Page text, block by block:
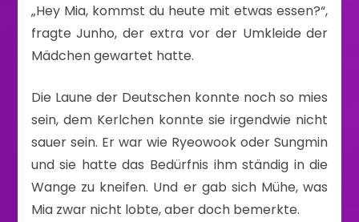
„Hey Mia, kommst du heute mit etwas essen?“,
fragte Junho, der extra vor der Umkleide der
Mädchen gewartet hatte.
Die Laune der Deutschen konnte noch so mies
sein, dem Kerlchen konnte sie irgendwie nicht
sauer sein. Er war wie Ryeowook oder Sungmin
und sie hatte das Bedürfnis ihm ständig in die
Wange zu kneifen. Und er gab sich Mühe, was
Mia zwar nicht lobte, aber doch bemerkte.